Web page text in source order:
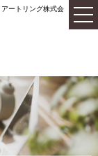
ートリング株式会